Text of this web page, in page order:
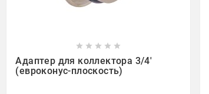
    
Адаптер для коллектора 3/4'
(евроконус-плоскость)